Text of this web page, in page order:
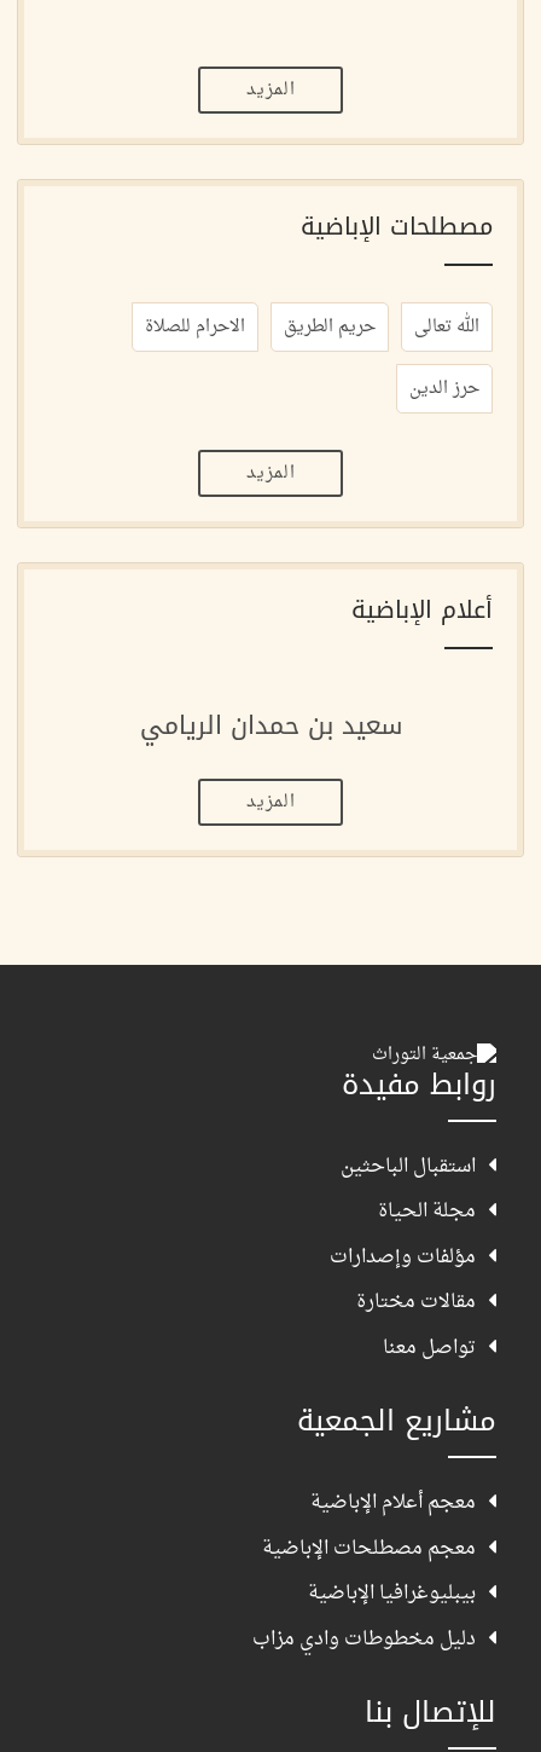
المزيد
مصطلحات الإباضية
الله تعالى حريم الطريق
الاحرام للصلاة
حرز الدين
المزيد
أعلام الإباضية
سعيد بن حمدان الريامي
المزيد
روابط مفيدة
استقبال الباحثين
مجلة الحياة
مؤلفات وإصدارات
مقالات مختارة
تواصل معنا
مشاريع الجمعية
معجم أعلام الإباضية
معجم مصطلحات الإباضية
بيبليوغرافيا الإباضية
دليل مخطوطات وادي مزاب
للإتصال بنا